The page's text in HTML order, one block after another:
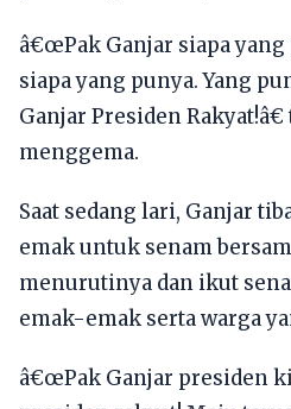
â€œPak Ganjar siapa yang
siapa yang punya. Yang
Ganjar Presiden
menggema.
Saat sedang lari, Ganjar
emak untuk senam
menurutinya dan ikut
emak-emak serta warga
â€œPak Ganjar presiden